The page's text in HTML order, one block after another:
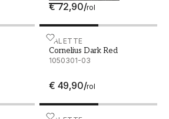
€ 72,90/rol
01 PALETTE
Cornelius Dark Red
1050301-03
€ 49,90/rol
Cornelius Dark Red -